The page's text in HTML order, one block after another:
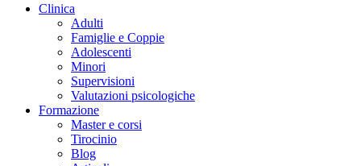
Clinica
Adulti
Famiglie e Coppie
Adolescenti
Minori
Supervisioni
Valutazioni psicologiche
Formazione
Master e corsi
Tirocinio
Blog